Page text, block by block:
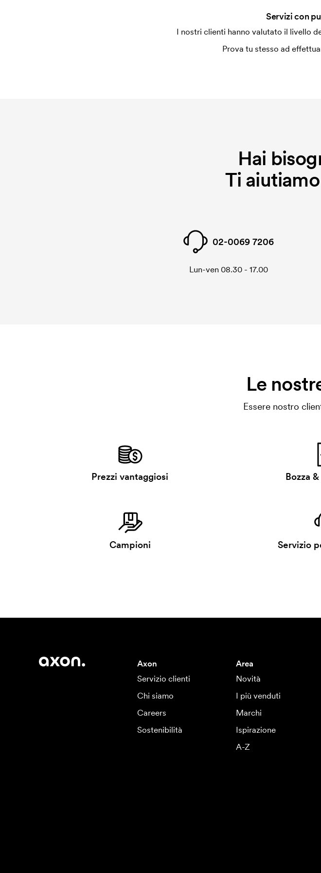
Servizi con
I nostri clienti hanno valutato il livello
Prova tu stesso ad
Hai
Ti
02-0069 7206
Lun-ven 08.30 - 17.00
Le
Essere nostro
Prezzi vantaggiosi Bozza
Campioni Servizio
Axon
Servizio clienti
Chi siamo
Careers
Sostenibilità
Area
Novità
I più venduti
Marchi
Ispirazione
A-Z